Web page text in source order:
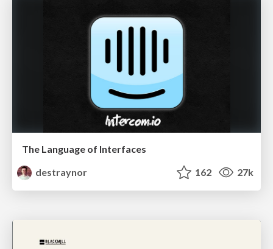
The Language of Interfaces
destraynor
162 27k